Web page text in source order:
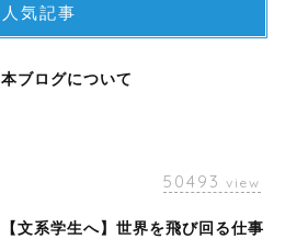
人気記事
本ブログについて
50493 view
【文系学生へ】世界を飛び回る仕事